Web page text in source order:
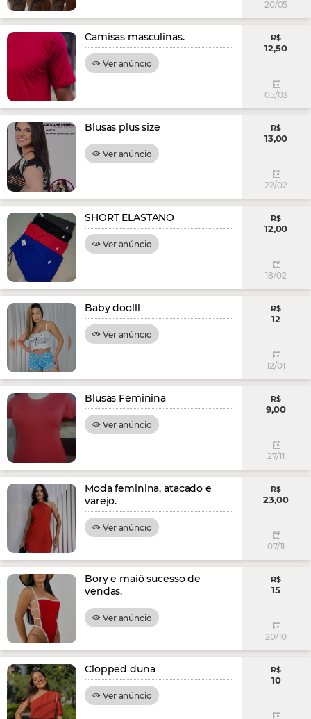
20/05
Camisas masculinas.
Ver anúncio
R$
12,50
05/03
Blusas plus size
Ver anúncio
R$
13,00
22/02
SHORT ELASTANO
Ver anúncio
R$
12,00
18/02
Baby doolll
Ver anúncio
R$
12
12/01
Blusas Feminina
Ver anúncio
R$
9,00
27/11
Moda feminina, atacado e
varejo.
Ver anúncio
R$
23,00
07/11
Bory e maiô sucesso de
vendas.
Ver anúncio
R$
15
20/10
Clopped duna
Ver anúncio
R$
10